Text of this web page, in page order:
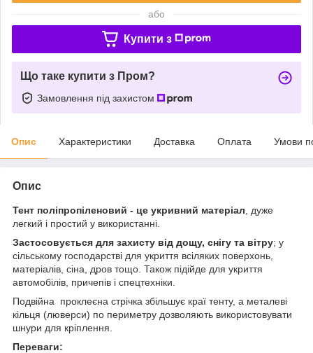
або
Купити з
Що таке купити з Пром?
Замовлення під захистом
Опис Характеристики Доставка Оплата Умови
Опис
Тент поліпропіленовий - це укривний матеріал , дуже
легкий і простий у використанні.
Застосовується для захисту від дощу, снігу та вітру; у
сільському господарстві для укриття всіляких поверхонь,
матеріалів, сіна, дров тощо. Також підійде для укриття
автомобілів, причепів і спецтехніки.
Подвійна проклеєна стрічка збільшує краї тенту, а металеві
кільця (люверси) по периметру дозволяють використовувати
шнури для кріплення.
Переваги: